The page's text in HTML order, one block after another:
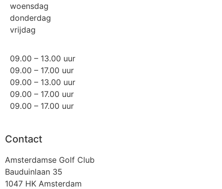
woensdag
donderdag
vrijdag
09.00 – 13.00 uur
09.00 – 17.00 uur
09.00 – 13.00 uur
09.00 – 17.00 uur
09.00 – 17.00 uur
Contact
Amsterdamse Golf Club
Bauduinlaan 35
1047 HK Amsterdam